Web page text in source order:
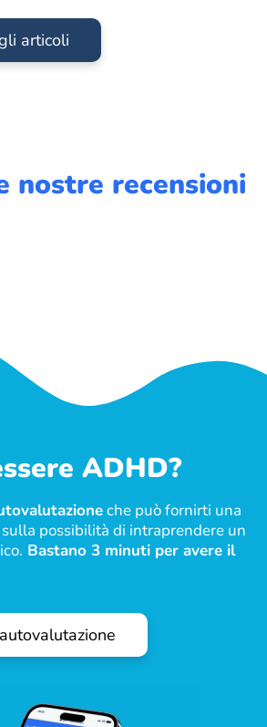
articoli
nostre recensioni
ADHD?
che può fornirti una
possibilità di intraprendere un
Bastano 3 minuti per avere il